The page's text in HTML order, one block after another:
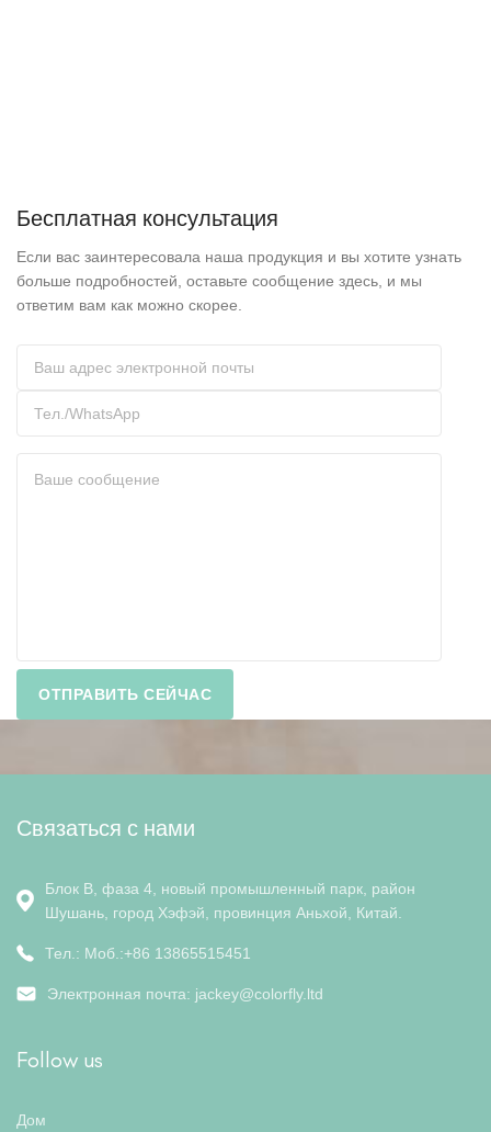
Бесплатная консультация
Если вас заинтересовала наша продукция и вы хотите узнать
больше подробностей, оставьте сообщение здесь, и мы
ответим вам как можно скорее.
Связаться с нами
Блок B, фаза 4, новый промышленный парк, район
Шушань, город Хэфэй, провинция Аньхой, Китай.
Тел.: Моб.:+86 13865515451
Электронная почта: jackey@colorfly.ltd
Follow us
Дом